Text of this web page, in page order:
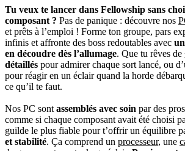
Tu veux te lancer dans Fellowship sans
composant ? Pas de panique : découvre nos
et prêts à l’emploi ! Forme ton groupe, pars
infinis et affronte des boss redoutables avec
en découdre dès l’allumage. Que tu rêves de
détaillés pour admirer chaque sort lancé, ou
pour réagir en un éclair quand la horde
ce qu’il te faut.
Nos PC sont assemblés avec soin par des
comme si chaque composant avait été choisi
guilde le plus fiable pour t’offrir un équilibre
et stabilité. Ça comprend un processeur, une